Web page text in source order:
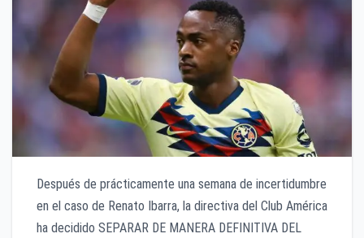
Después de prácticamente una semana de incertidumbre
en el caso de Renato Ibarra, la directiva del Club América
ha decidido SEPARAR DE MANERA DEFINITIVA DEL